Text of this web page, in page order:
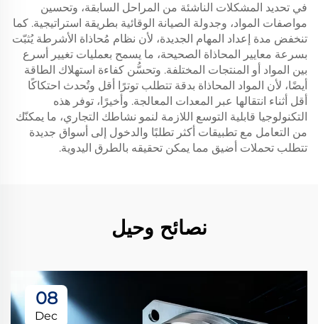
في تحديد المشكلات الناشئة من المراحل السابقة، وتحسين
مواصفات المواد، وجدولة الصيانة الوقائية بطريقة استراتيجية. كما
تنخفض مدة إعداد المهام الجديدة، لأن نظام مُحاذاة الأشرطة يُثبّت
بسرعة معايير المحاذاة الصحيحة، ما يسمح بعمليات تغيير أسرع
بين المواد أو المنتجات المختلفة. وتحسُّن كفاءة استهلاك الطاقة
أيضًا، لأن المواد المحاذاة بدقة تتطلب توترًا أقل وتُحدث احتكاكًا
أقل أثناء انتقالها عبر المعدات المعالجة. وأخيرًا، توفر هذه
التكنولوجيا قابلية التوسع اللازمة لنمو نشاطك التجاري، ما يمكنّك
من التعامل مع تطبيقات أكثر تطلبًا والدخول إلى أسواق جديدة
تتطلب تحملات أضيق مما يمكن تحقيقه بالطرق اليدوية.
نصائح وحيل
08
Dec